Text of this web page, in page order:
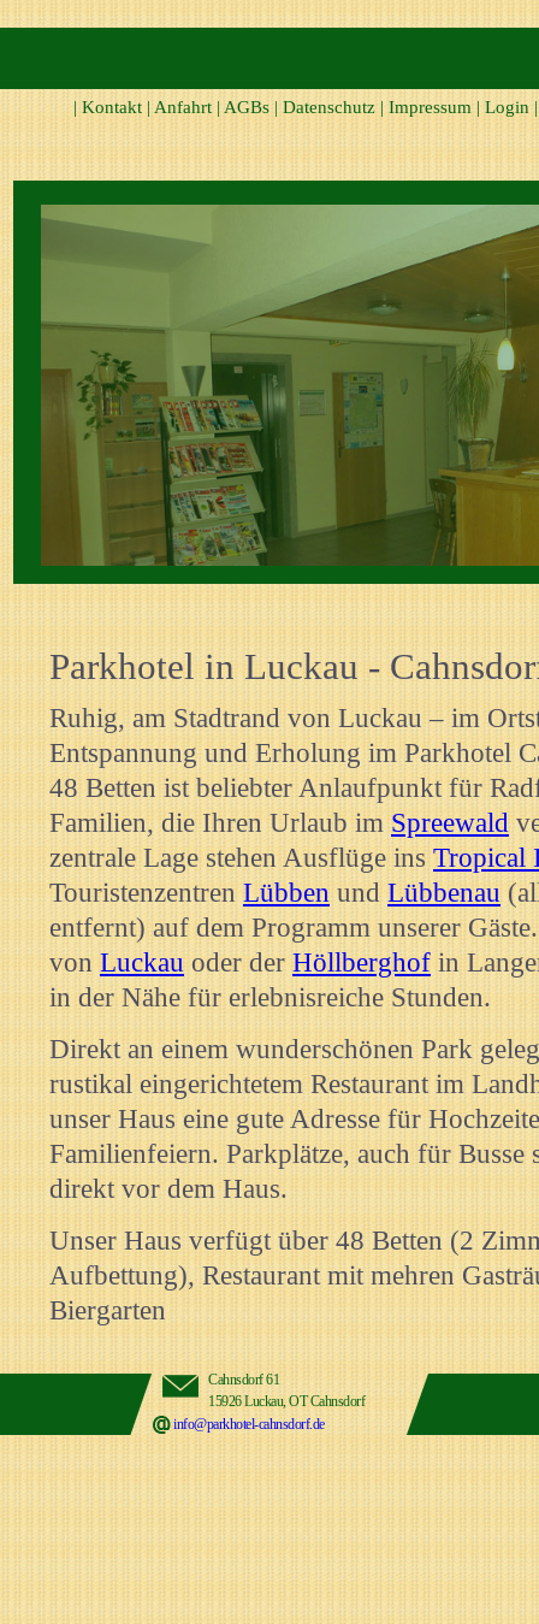
| Kontakt | Anfahrt | AGBs | Datenschutz | Impressum | Login |
Parkhotel in Luckau -
Ruhig, am Stadtrand von Luckau – im
Entspannung und Erholung im Parkhotel
48 Betten ist beliebter Anlaufpunkt für
Familien, die Ihren Urlaub imSpreewald
zentrale Lage stehen Ausflüge ins Tropical
Touristenzentren Lübbenund Lübbenau
entfernt) auf dem Programm unserer
vonLuckauoder derHöllberghofin
in der Nähe für erlebnisreiche Stunden.
Direkt an einem wunderschönen Park
rustikal eingerichtetem Restaurant im
unser Haus eine gute Adresse für
Familienfeiern. Parkplätze, auch für Busse
direkt vor dem Haus.
Unser Haus verfügt über 48 Betten (2
Aufbettung), Restaurant mit mehren
Biergarten
Cahnsdorf 61
15926 Luckau, OT Cahnsdorf
info@parkhotel-cahnsdorf.de